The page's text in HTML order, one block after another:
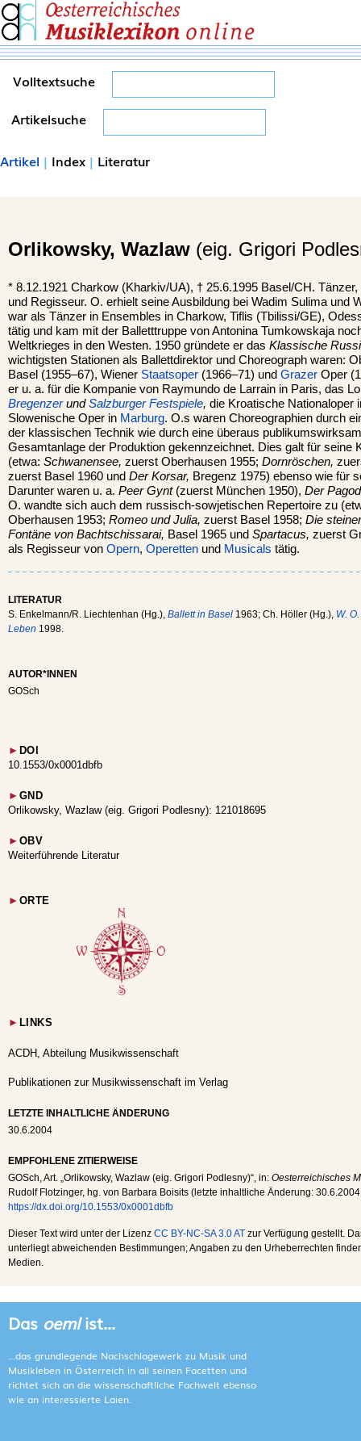
Volltextsuche
Artikelsuche
Artikel | Index | Literatur
Orlikowsky, Wazlaw (eig. Grigori
* 8.12.1921 Charkow (Kharkiv/UA), † 25.6.1995 Basel/CH. Tänzer,
und Regisseur. O. erhielt seine Ausbildung bei Wadim Sulima und
war als Tänzer in Ensembles in Charkow, Tiflis (Tbilissi/GE),
tätig und kam mit der Balletttruppe von Antonina Tumkowskaja
Weltkrieges in den Westen. 1950 gründete er das Klassische
wichtigsten Stationen als Ballettdirektor und Choreograph waren:
Basel (1955–67), Wiener Staatsoper (1966–71) und Grazer Oper
er u. a. für die Kompanie von Raymundo de Larrain in Paris, das
BregenzerundSalzburger Festspiele, die Kroatische Nationaloper
Slowenische Oper in Marburg. O.s waren Choreographien durch
der klassischen Technik wie durch eine überaus
Gesamtanlage der Produktion gekennzeichnet. Dies galt für seine
(etwa: Schwanensee, zuerst Oberhausen 1955; Dornröschen,
zuerst Basel 1960 und Der Korsar, Bregenz 1975) ebenso wie für
Darunter waren u. a. Peer Gynt(zuerst München 1950), Der
O. wandte sich auch dem russisch-sowjetischen Repertoire zu
Oberhausen 1953; Romeo und Julia, zuerst Basel 1958; Die
Fontäne von Bachtschissarai, Basel 1965 und Spartacus, zuerst
als Regisseur von Opern, Operetten und Musicals tätig.
LITERATUR
S. Enkelmann/R. Liechtenhan (Hg.), Ballett in Basel 1963; Ch. Höller (Hg.), W.
Leben 1998.
AUTOR*INNEN
GOSch
► DOI
10.1553/0x0001dbfb
► GND
Orlikowsky, Wazlaw (eig. Grigori Podlesny): 121018695
► OBV
Weiterführende Literatur
► ORTE
► LINKS
ACDH, Abteilung Musikwissenschaft
Publikationen zur Musikwissenschaft im Verlag
LETZTE INHALTLICHE ÄNDERUNG
30.6.2004
EMPFOHLENE ZITIERWEISE
GOSch , Art. „Orlikowsky, Wazlaw (eig. Grigori Podlesny)“, in: Oesterreichisches
Rudolf Flotzinger, hg. von Barbara Boisits (letzte inhaltliche Änderung: 30.6.2004
https://dx.doi.org/10.1553/0x0001dbfb
Dieser Text wird unter der Lizenz CC BY-NC-SA 3.0 AT zur Verfügung gestellt.
unterliegt abweichenden Bestimmungen; Angaben zu den Urheberrechten
Medien.
Das oemlist...
...das grundlegende Nachschlagewerk zu Musik und
Musikleben in Österreich in all seinen Facetten und
richtet sich an die wissenschaftliche Fachwelt ebenso
wie an interessierte Laien.